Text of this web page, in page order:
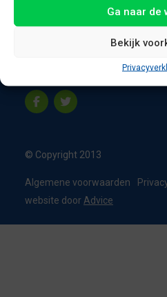
Ga naar de
Bekijk
© Copyright 2013
Algemene voorwaarden
website door Advice